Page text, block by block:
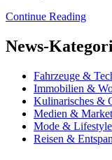
Continue Reading
News-
Fahrzeuge &
Immobilien &
Kulinarisches &
Medien &
Mode & Lifestyle
Reisen &